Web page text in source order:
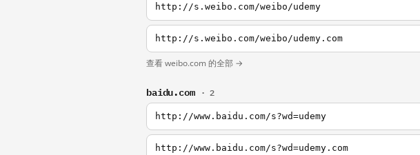
http://s.weibo.com/weibo/udemy
http://s.weibo.com/weibo/udemy.com
查看 weibo.com 的全部 →
baidu.com · 2
http://www.baidu.com/s?wd=udemy
http://www.baidu.com/s?wd=udemy.com